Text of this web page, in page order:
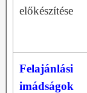
előkészítése
Felajánlási
imádságok